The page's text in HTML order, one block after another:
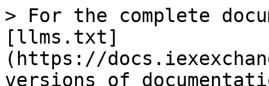
> For the complete
[llms.txt]
(https://
versions of